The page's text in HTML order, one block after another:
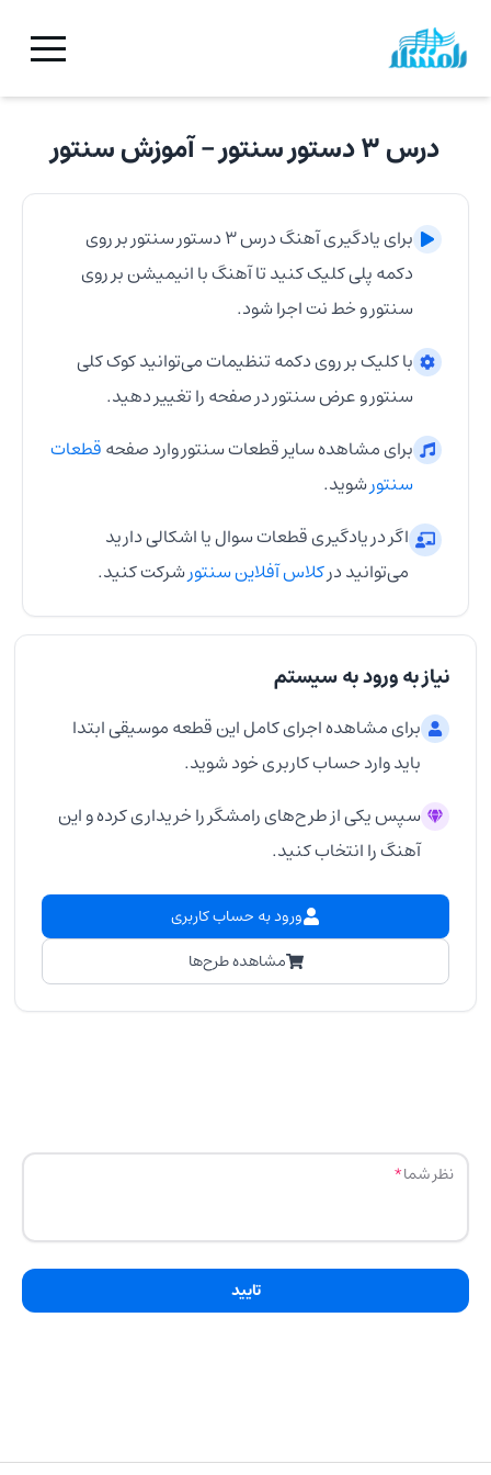
درس ۳ دستور سنتور - آموزشسنتور
برای یادگیری آهنگدرس ۳ دستور سنتور
بر روی
دکمه پلی کلیک کنید تا آهنگ با انیمیشن بر روی
سنتورو خط نت اجرا شود.
با کلیک بر روی دکمه تنظیمات می‌توانید کوک کلی
سنتورو عرضسنتوردر صفحه را تغییر دهید.
برای مشاهده سایر قطعاتسنتوروارد صفحهقطعات
سنتورشوید.
اگر در یادگیری قطعات سوال یا اشکالی دارید
می‌توانید درکلاس آفلاین سنتورشرکت کنید.
نیاز به ورود به سیستم
برای مشاهده اجرای کامل این قطعه موسیقی ابتدا
باید وارد حساب کاربری خود شوید.
سپس یکی از طرح‌های رامشگر را خریداری کرده و این
آهنگ را انتخاب کنید.
ورود به حساب کاربری
مشاهده طرح‌ها
نظر شما
تایید